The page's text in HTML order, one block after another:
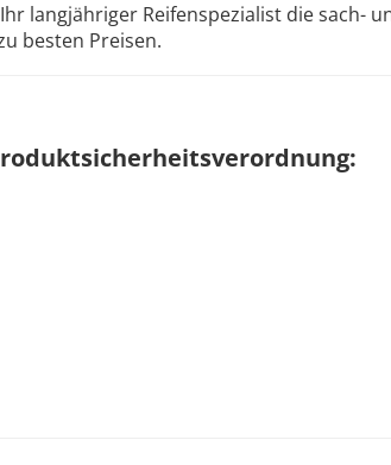
langjähriger Reifenspezialist die sach-
besten Preisen.